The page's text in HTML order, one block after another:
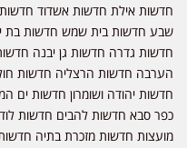
חדשות אילת חדשות אשדוד
שבע חדשות בית שמש חדשות בת
חדשות גדרה חדשות גן יבנה
הערבה חדשות הרצליה חדשות
חדשות יהודה ושומרון חדשות ים
כפר סבא חדשות להבים חדשות
מועצות חדשות מזכרת בתיה